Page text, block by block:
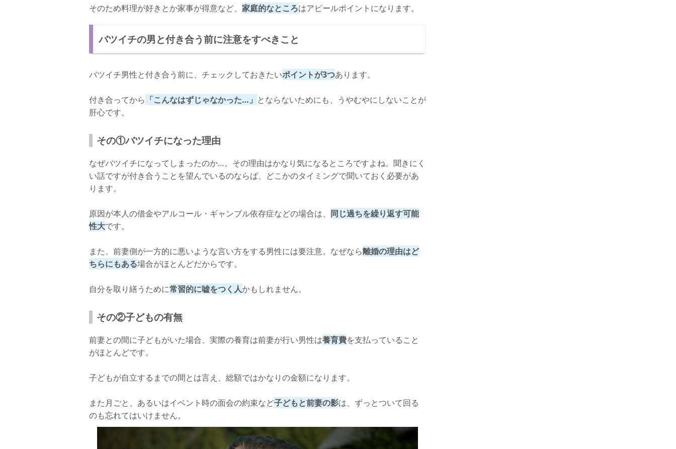
そのため料理が好きとか家事が得意など、 家庭的なところはアピールポイントになります。
バツイチの男と付き合う前に注意をすべきこと
バツイチ男性と付き合う前に、チェックしておきたいポイントが3つあります。
付き合ってから 「こんなはずじゃなかった…」 とならないためにも、うやむやにしないことが
肝心です。
その①バツイチになった理由
なぜバツイチになってしまったのか…。その理由はかなり気になるところですよね。聞きにく
い話ですが付き合うことを望んでいるのならば、どこかのタイミングで聞いておく必要があ
ります。
原因が本人の借金やアルコール・ギャンブル依存症などの場合は、 同じ過ちを繰り返す可能
性大です。
また、前妻側が一方的に悪いような言い方をする男性には要注意。なぜなら離婚の理由はど
ちらにもある場合がほとんどだからです。
自分を取り繕うために常習的に嘘をつく人かもしれません。
その②子どもの有無
前妻との間に子どもがいた場合、実際の養育は前妻が行い男性は養育費を支払っていること
がほとんどです。
子どもが自立するまでの間とは言え、総額ではかなりの金額になります。
また月ごと、あるいはイベント時の面会の約束など子どもと前妻の影は、ずっとついて回る
のも忘れてはいけません。